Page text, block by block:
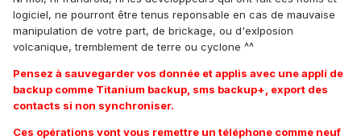
logiciel, ne pourront être tenus reponsable en cas de mauvaise
manipulation de votre part, de brickage, ou d'exlposion
volcanique, tremblement de terre ou cyclone ^^
Pensez à sauvegarder vos donnée et applis avec une appli de
backup comme Titanium backup, sms backup+, export des
contacts si non synchroniser.
Ces opérations vont vous remettre un téléphone comme neuf